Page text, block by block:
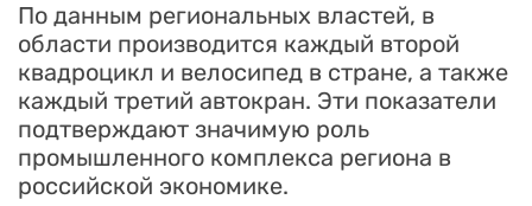
По данным региональных властей, в
области производится каждый второй
квадроцикл и велосипед в стране, а также
каждый третий автокран. Эти показатели
подтверждают значимую роль
промышленного комплекса региона в
российской экономике.